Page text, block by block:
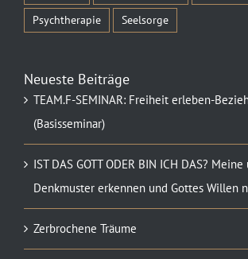
Psychtherapie
Seelsorge
Neueste Beiträge
TEAM.F-SEMINAR: Freiheit erleben-
(Basisseminar)
IST DAS GOTT ODER BIN ICH DAS?
Denkmuster erkennen und Gottes Willen
Zerbrochene Träume